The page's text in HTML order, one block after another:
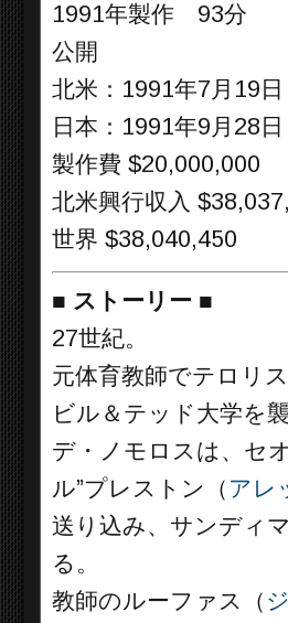
1991年製作 93分
公開
北米：1991年7月19日
日本：1991年9月28日
製作費 $20,000,000
北米興行収入
世界 $38,040,450
■ ストーリー ■
27世紀。
元体育教師でテロリ
ビル＆テッド大学を
デ・ノモロスは、セ
ル”プレストン（ アレ
送り込み、サンディ
る。
教師のルーファス（